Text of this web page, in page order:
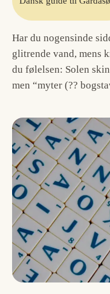
Har du nogensinde
glitrende vand, mens
du følelsen: Solen
men “myter (??